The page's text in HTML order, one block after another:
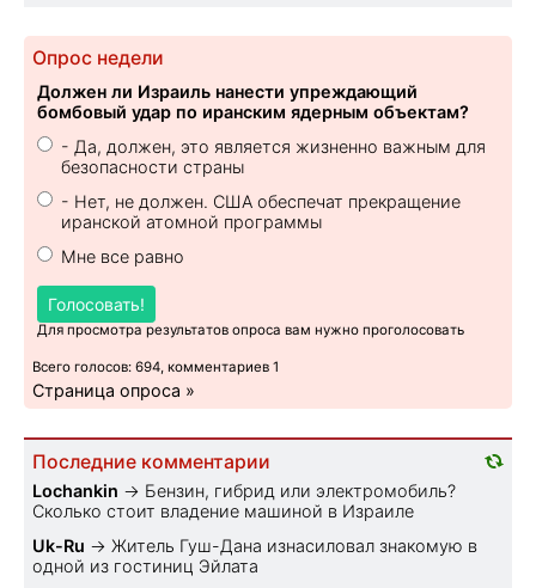
Опрос недели
Должен ли Израиль нанести упреждающий
бомбовый удар по иранским ядерным объектам?
- Да, должен, это является жизненно важным для
безопасности страны
- Нет, не должен. США обеспечат прекращение
иранской атомной программы
Мне все равно
Голосовать!
Для просмотра результатов опроса вам нужно проголосовать
Всего голосов: 694, комментариев 1
Страница опроса »
Последние комментарии
Lochankin → Бензин, гибрид или электромобиль?
Cколько стоит владение машиной в Израиле
Uk-Ru → Житель Гуш-Дана изнасиловал знакомую в
одной из гостиниц Эйлата